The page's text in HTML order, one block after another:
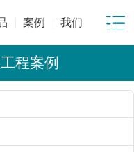
案例 我们
程案例